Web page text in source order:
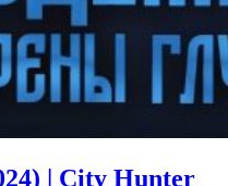
| City Hunter